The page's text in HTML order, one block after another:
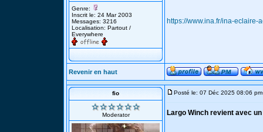
Genre:
Inscrit le: 24 Mar 2003
Messages: 3216
Localisation: Partout /
Everywhere
https://www.ina.fr/ina-
Revenir en haut
fio
Moderator
Posté le: 07 Déc 2025 08:06 pm
Largo Winch revient avec